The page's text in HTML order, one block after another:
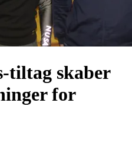
tiltag skaber
for